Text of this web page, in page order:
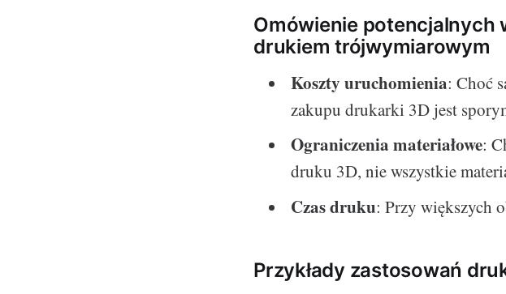
Omówienie potencjalnych
drukiem trójwymiarowym
Koszty uruchomienia: Choć
zakupu drukarki 3D jest
Ograniczenia materiałowe:
druku 3D, nie wszystkie
Czas druku: Przy większych
Przykłady zastosowań